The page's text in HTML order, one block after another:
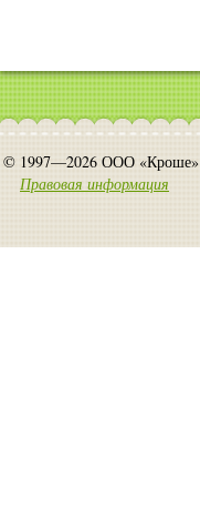
© 1997—2026 ООО «Кроше»
Правовая информация